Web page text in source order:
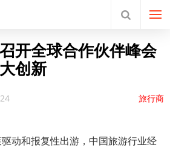
开全球合作伙伴峰会
创新
旅行商
动和报复性出游，中国旅游行业经